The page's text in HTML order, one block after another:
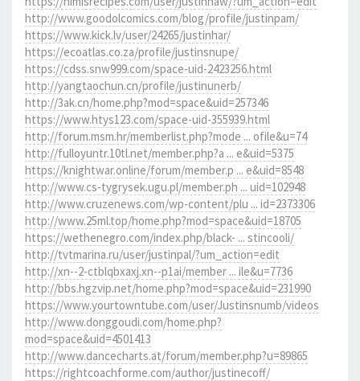
http://www.goodolcomics.com/blog/profile/justinpam/
https://www.kick.lv/user/24265/justinhar/
https://ecoatlas.co.za/profile/justinsnupe/
https://cdss.snw999.com/space-uid-2423256.html
http://yangtaochun.cn/profile/justinunerb/
http://3ak.cn/home.php?mod=space&uid=257346
https://www.htys123.com/space-uid-355939.html
http://forum.msm.hr/memberlist.php?mode ... ofile&u=74
http://fulloyuntr.10tl.net/member.php?a ... e&uid=5375
https://knightwar.online/forum/member.p ... e&uid=8548
http://www.cs-tygrysek.ugu.pl/member.ph ... uid=102948
http://www.cruzenews.com/wp-content/plu ... id=2373306
http://www.25ml.top/home.php?mod=space&uid=18705
https://wethenegro.com/index.php/black- ... stincooli/
http://tvtmarina.ru/user/justinpal/?um_action=edit
http://xn--2-ctblqbxaxj.xn--p1ai/member ... ile&u=7736
http://bbs.hgzvip.net/home.php?mod=space&uid=231990
https://www.yourtowntube.com/user/Justinsnumb/videos
http://www.donggoudi.com/home.php?
mod=space&uid=4501413
http://www.dancecharts.at/forum/member.php?u=89865
https://rightcoachforme.com/author/justinecoff/